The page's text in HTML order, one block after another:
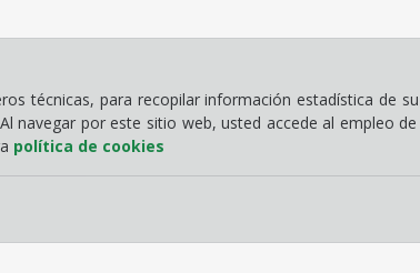
técnicas, para recopilar información estadística de
navegar por este sitio web, usted accede al empleo
política de cookies